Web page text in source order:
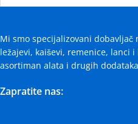
Mi smo specijalizovani
ležajevi, kaiševi, remenice, lanci
asortiman alata i drugih
Zapratite nas: